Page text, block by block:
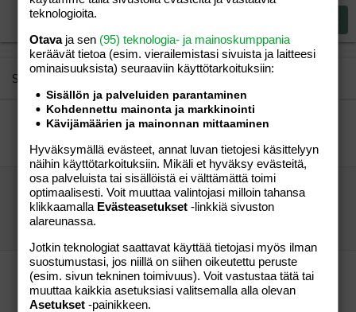
22
26
Times New Roman
Trebuchet MS
Verdana
Justify textHeading 3
Similar threads
Suomennetaan yhdessä!
6
Aihe vapaa
22.08.2016
vierailija
Pääministeri jyrkkänä mamuille: opetelkaa
maan tavat!!
Järki palaamassa
Mietitään, miksi juuri nyt ihmismassat liikkuvat
vierailija Aihe vapaa
Aihe vapaa
21.11.2015
vierailija
teknologioita.
Otavaja sen (95) teknologia- ja mainoskumppania
keräävät tietoa (esim. vierailemis­tasi sivuista ja laitteesi
ominaisuuk­sista) seuraaviin käyttötarkoituksiin:
Sisällön ja palveluiden parantaminen
Kohdennettu mainonta ja markkinointi
Kävijämäärien ja mainonnan mittaaminen
Hyväksymällä evästeet, annat luvan tietojesi käsittelyyn
näihin käyttötarkoituksiin. Mikäli et hyväksy evästeitä,
osa palveluista tai sisällöistä ei välttämättä toimi
optimaalisesti. Voit muuttaa valintojasi milloin tahansa
klikkaamalla Evästeasetukset -linkkiä sivuston
alareunassa.
Jotkin teknologiat saattavat käyttää tietojasi myös ilman
suostumustasi, jos niillä on siihen oikeutettu peruste
(esim. sivun tekninen toimivuus). Voit vastustaa tätä tai
muuttaa kaikkia asetuksiasi valitsemalla alla olevan
Asetukset -painikkeen.